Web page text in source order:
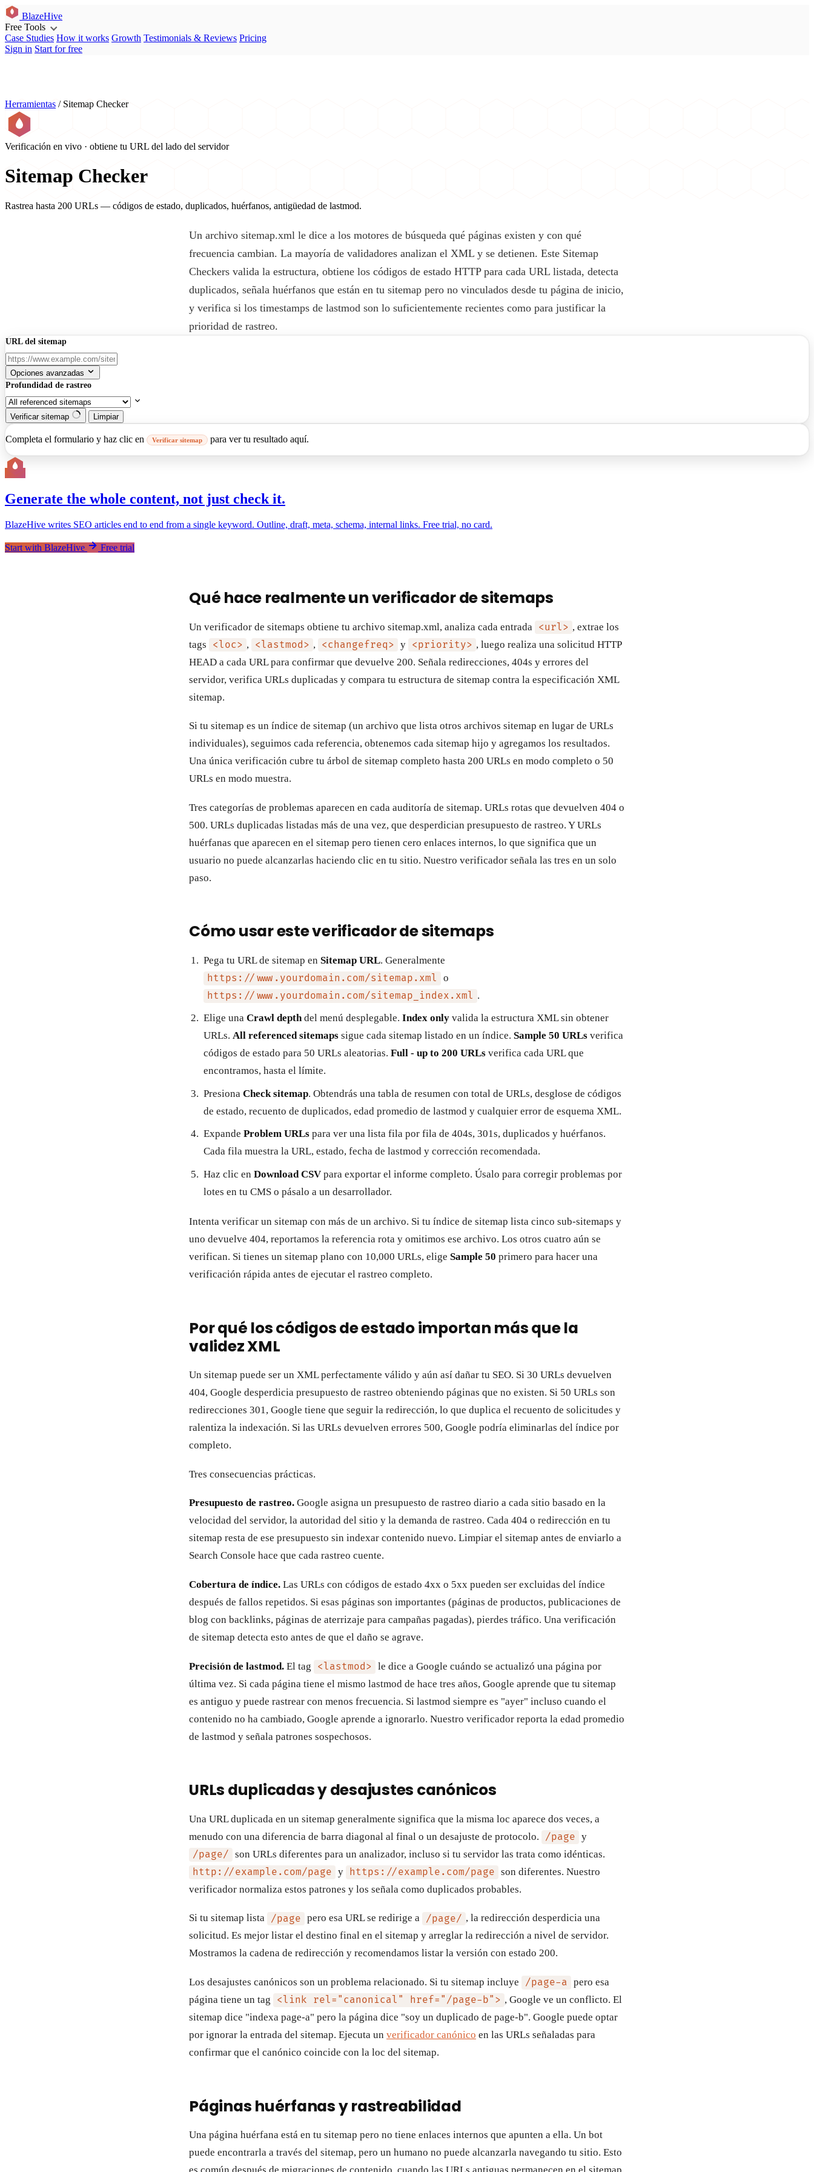
BlazeHive
Free Tools
Case Studies How it works Growth Testimonials & Reviews Pricing
Sign in Start for free
Herramientas / Sitemap Checker
Verificación en vivo · obtiene tu URL del lado del servidor
Sitemap Checker
Rastrea hasta 200 URLs — códigos de estado, duplicados, huérfanos, antigüedad de lastmod.
Un archivo sitemap.xml le dice a los motores de búsqueda qué páginas existen y con qué
frecuencia cambian. La mayoría de validadores analizan el XML y se detienen. Este Sitemap
Checkers valida la estructura, obtiene los códigos de estado HTTP para cada URL listada, detecta
duplicados, señala huérfanos que están en tu sitemap pero no vinculados desde tu página de inicio,
y verifica si los timestamps de lastmod son lo suficientemente recientes como para justificar la
prioridad de rastreo.
URL del sitemap
Opciones avanzadas
Profundidad de rastreo
Verificar sitemap Limpiar
Completa el formulario y haz clic en Verificar sitemap para ver tu resultado aquí.
Generate the whole content, not just check it.
BlazeHive writes SEO articles end to end from a single keyword. Outline, draft, meta, schema, internal links. Free trial, no card.
Start with BlazeHive Free trial
Qué hace realmente un verificador de sitemaps
Un verificador de sitemaps obtiene tu archivo sitemap.xml, analiza cada entrada <url> , extrae los
tags
<loc> , <lastmod> , <changefreq> y <priority> , luego realiza una solicitud HTTP
HEAD a cada URL para confirmar que devuelve 200. Señala redirecciones, 404s y errores del
servidor, verifica URLs duplicadas y compara tu estructura de sitemap contra la especificación XML
sitemap.
Si tu sitemap es un índice de sitemap (un archivo que lista otros archivos sitemap en lugar de URLs
individuales), seguimos cada referencia, obtenemos cada sitemap hijo y agregamos los resultados.
Una única verificación cubre tu árbol de sitemap completo hasta 200 URLs en modo completo o 50
URLs en modo muestra.
Tres categorías de problemas aparecen en cada auditoría de sitemap. URLs rotas que devuelven 404 o
500. URLs duplicadas listadas más de una vez, que desperdician presupuesto de rastreo. Y URLs
huérfanas que aparecen en el sitemap pero tienen cero enlaces internos, lo que significa que un
usuario no puede alcanzarlas haciendo clic en tu sitio. Nuestro verificador señala las tres en un solo
paso.
Cómo usar este verificador de sitemaps
Pega tu URL de sitemap en Sitemap URL. Generalmente
https://www.yourdomain.com/sitemap.xml
o
https://www.yourdomain.com/sitemap_index.xml .
Elige una Crawl depthdel menú desplegable. Index only valida la estructura XML sin obtener
URLs. All referenced sitemaps sigue cada sitemap listado en un índice. Sample 50 URLs verifica
códigos de estado para 50 URLs aleatorias. Full - up to 200 URLs verifica cada URL que
encontramos, hasta el límite.
Presiona Check sitemap. Obtendrás una tabla de resumen con total de URLs, desglose de códigos
de estado, recuento de duplicados, edad promedio de lastmod y cualquier error de esquema XML.
Expande Problem URLs para ver una lista fila por fila de 404s, 301s, duplicados y huérfanos.
Cada fila muestra la URL, estado, fecha de lastmod y corrección recomendada.
Haz clic en Download CSV para exportar el informe completo. Úsalo para corregir problemas por
lotes en tu CMS o pásalo a un desarrollador.
Intenta verificar un sitemap con más de un archivo. Si tu índice de sitemap lista cinco sub-sitemaps y
uno devuelve 404, reportamos la referencia rota y omitimos ese archivo. Los otros cuatro aún se
verifican. Si tienes un sitemap plano con 10,000 URLs, elige Sample 50 primero para hacer una
verificación rápida antes de ejecutar el rastreo completo.
Por qué los códigos de estado importan más que la
validez XML
Un sitemap puede ser un XML perfectamente válido y aún así dañar tu SEO. Si 30 URLs devuelven
404, Google desperdicia presupuesto de rastreo obteniendo páginas que no existen. Si 50 URLs son
redirecciones 301, Google tiene que seguir la redirección, lo que duplica el recuento de solicitudes y
ralentiza la indexación. Si las URLs devuelven errores 500, Google podría eliminarlas del índice por
completo.
Tres consecuencias prácticas.
Presupuesto de rastreo. Google asigna un presupuesto de rastreo diario a cada sitio basado en la
velocidad del servidor, la autoridad del sitio y la demanda de rastreo. Cada 404 o redirección en tu
sitemap resta de ese presupuesto sin indexar contenido nuevo. Limpiar el sitemap antes de enviarlo a
Search Console hace que cada rastreo cuente.
Cobertura de índice. Las URLs con códigos de estado 4xx o 5xx pueden ser excluidas del índice
después de fallos repetidos. Si esas páginas son importantes (páginas de productos, publicaciones de
blog con backlinks, páginas de aterrizaje para campañas pagadas), pierdes tráfico. Una verificación
de sitemap detecta esto antes de que el daño se agrave.
Precisión de lastmod. El tag <lastmod> le dice a Google cuándo se actualizó una página por
última vez. Si cada página tiene el mismo lastmod de hace tres años, Google aprende que tu sitemap
es antiguo y puede rastrear con menos frecuencia. Si lastmod siempre es "ayer" incluso cuando el
contenido no ha cambiado, Google aprende a ignorarlo. Nuestro verificador reporta la edad promedio
de lastmod y señala patrones sospechosos.
URLs duplicadas y desajustes canónicos
Una URL duplicada en un sitemap generalmente significa que la misma loc aparece dos veces, a
menudo con una diferencia de barra diagonal al final o un desajuste de protocolo.
/page y
/page/ son URLs diferentes para un analizador, incluso si tu servidor las trata como idénticas.
http://example.com/page y https://example.com/page son diferentes. Nuestro
verificador normaliza estos patrones y los señala como duplicados probables.
Si tu sitemap lista /page pero esa URL se redirige a /page/ , la redirección desperdicia una
solicitud. Es mejor listar el destino final en el sitemap y arreglar la redirección a nivel de servidor.
Mostramos la cadena de redirección y recomendamos listar la versión con estado 200.
Los desajustes canónicos son un problema relacionado. Si tu sitemap incluye /page-a pero esa
página tiene un tag
<link rel="canonical" href="/page-b"> , Google ve un conflicto. El
sitemap dice "indexa page-a" pero la página dice "soy un duplicado de page-b". Google puede optar
por ignorar la entrada del sitemap. Ejecuta un verificador canónico en las URLs señaladas para
confirmar que el canónico coincide con la loc del sitemap.
Páginas huérfanas y rastreabilidad
Una página huérfana está en tu sitemap pero no tiene enlaces internos que apunten a ella. Un bot
puede encontrarla a través del sitemap, pero un humano no puede alcanzarla navegando tu sitio. Esto